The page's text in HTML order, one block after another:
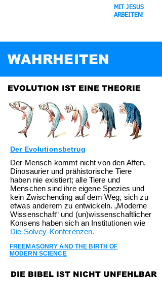
MIT JESUS
ARBEITEN !
WAHRHEITEN
EVOLUTION IST EINE THEORIE
Der Evolutionsbetrug
Der Mensch kommt nicht von den Affen,
Dinosaurier und prähistorische Tiere
haben nie existiert; alle Tiere und
Menschen sind ihre eigene Spezies und
kein Zwischending auf dem Weg, sich zu
etwas anderem zu entwickeln. „Moderne
Wissenschaft“ und (un)wissenschaftlicher
Konsens haben sich an Institutionen wie
Die Solvey-Konferenzen.
FREEMASONRY AND THE BIRTH OF
MODERN SCIENCE
DIE BIBEL IST NICHT UNFEHLBAR